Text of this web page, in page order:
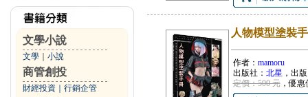
文學小說
文學 小說
商管創投
財經投資 行銷企管
人物模型塗裝
作者： mamoru
出版社： 北星 ，出
定價：500 元，優惠